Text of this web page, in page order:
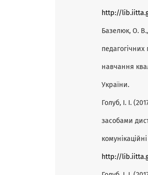
http://
Базелюк, О. В.,
навчання
України.
Голуб, І. І.
засобами
http://